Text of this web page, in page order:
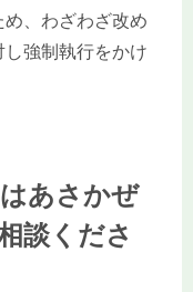
、わざわざ改め
強制執行をかけ
あさかぜ
談くださ